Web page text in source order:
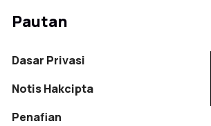
Pautan
Dasar Privasi
Notis Hakcipta
Penafian